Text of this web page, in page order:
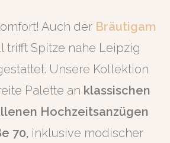
Auch der Bräutigam
trifft Spitze nahe Leipzig
Unsere Kollektion
Palette an klassischen
Hochzeitsanzügen
70,inklusive modischer